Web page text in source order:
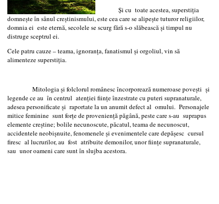
Și cu toate acestea, superstiția
domnește în sânul creștinismului, este cea care se alipește tuturor religiilor,
domnia ei este eternă, secolele se scurg fără s-o slăbească și timpul nu
distruge sceptrul ei.
Cele patru cauze – teama, ignoranța, fanatismul și orgoliul, vin să
alimenteze superstiția.
Mitologia şi folclorul românesc încorporează numeroase poveşti şi
legende ce au în centrul atenţiei fiinţe înzestrate cu puteri supranaturale,
adesea personificate şi raportate la un anumit defect al omului. Personajele
mitice feminine sunt forţe de provenienţă păgână, peste care s-au suprapus
elemente creştine; bolile necunoscute, păcatul, teama de necunoscut,
accidentele neobişnuite, fenomenele şi evenimentele care depăşesc cursul
firesc al lucrurilor, au fost atribuite demonilor, unor fiinţe supranaturale,
sau unor oameni care sunt în slujba acestora.